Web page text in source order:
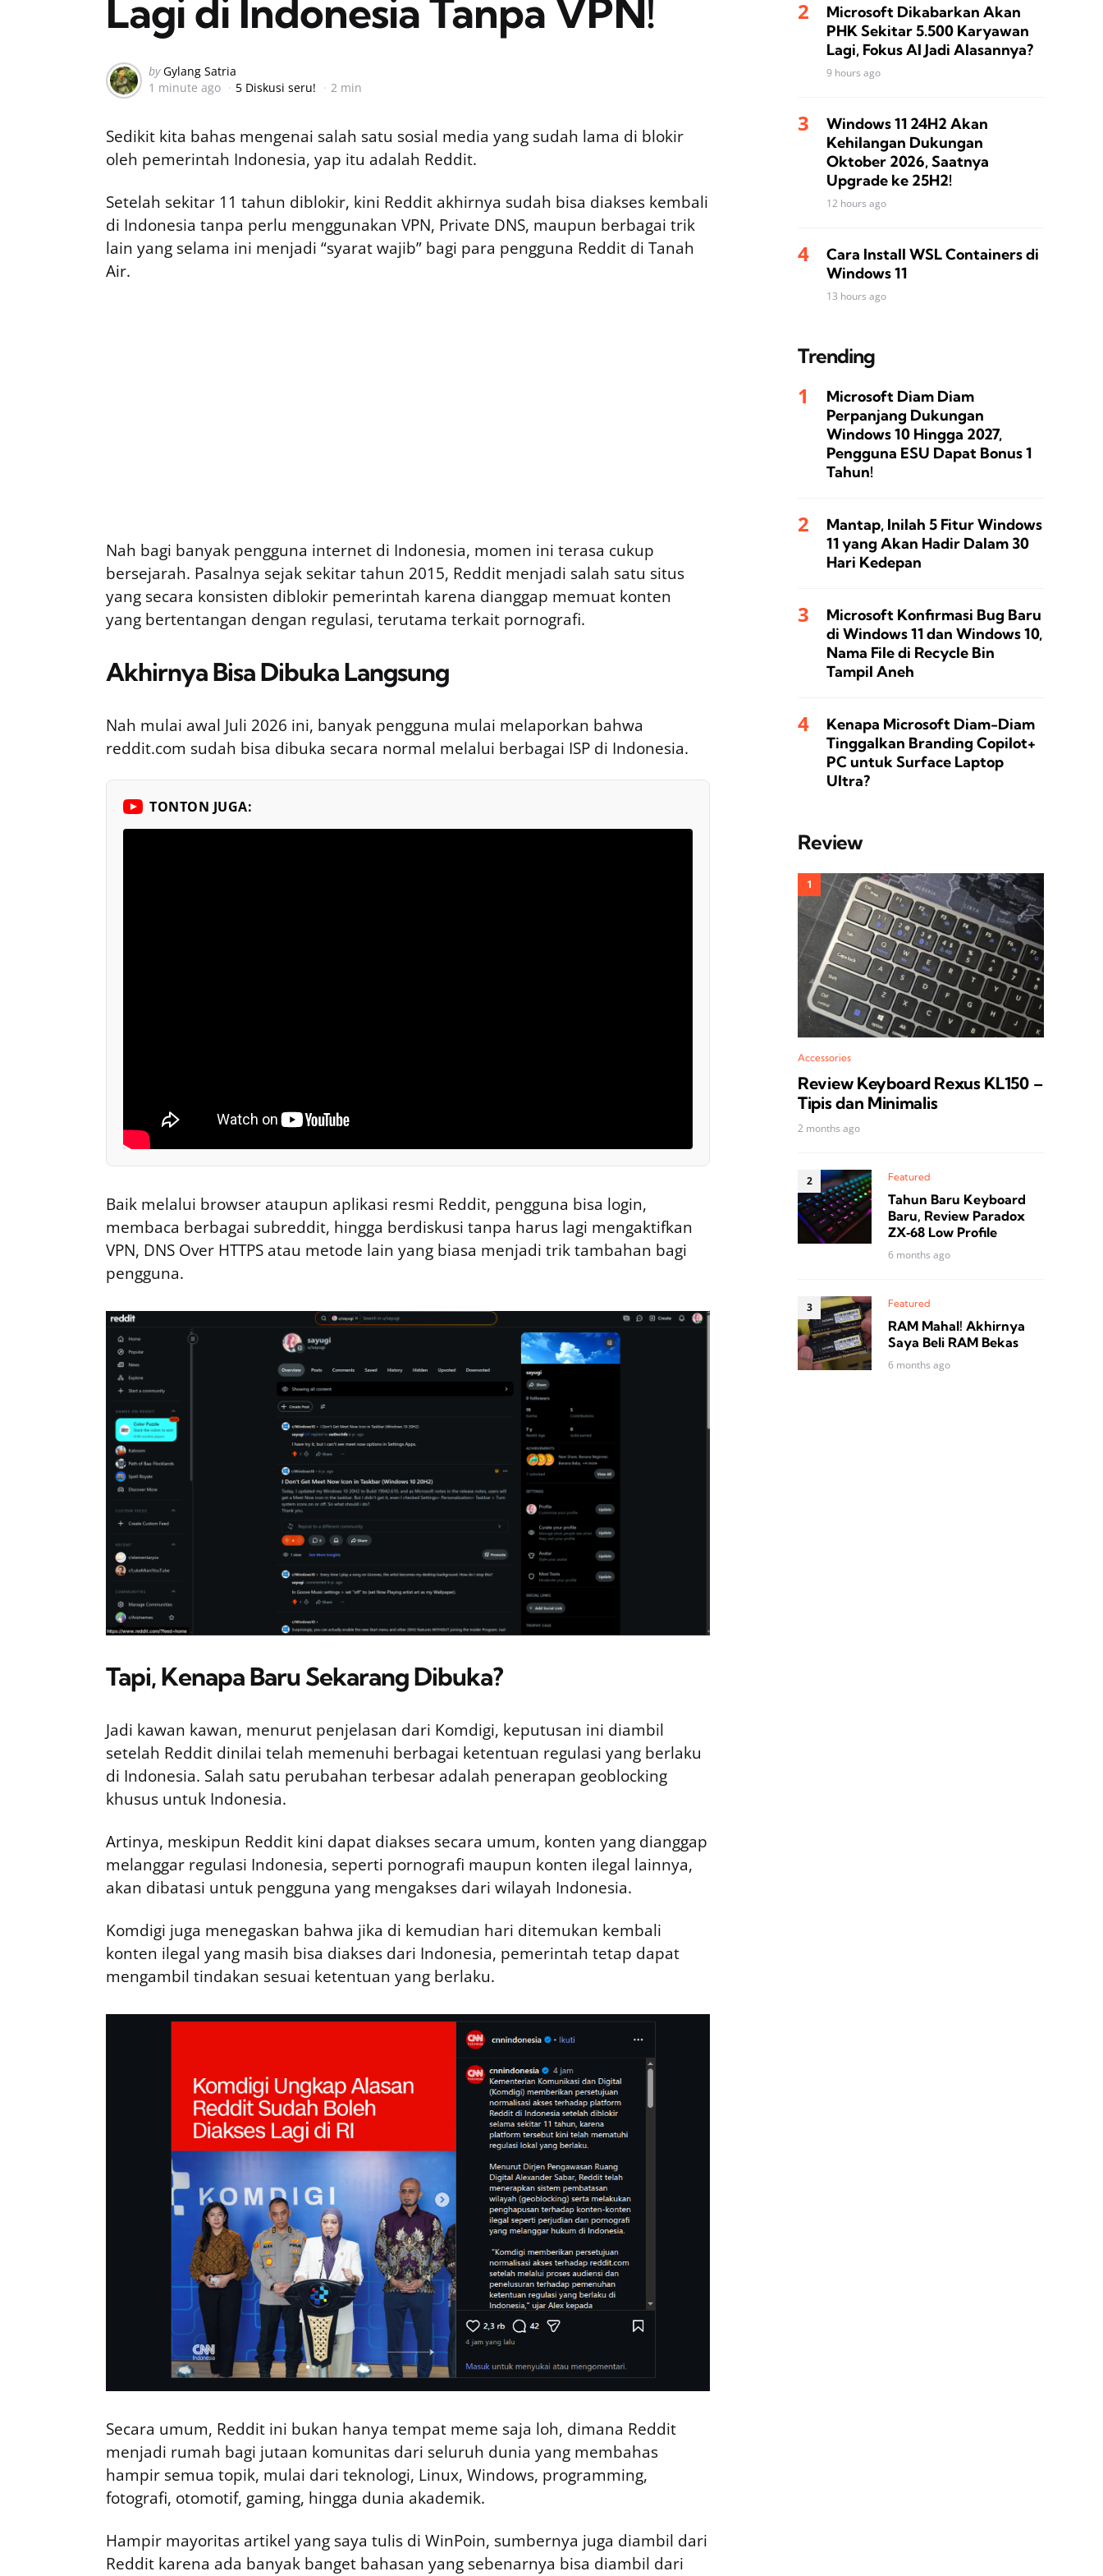
Lagi di Indonesia Tanpa VPN!
Posted
by
by Gylang Satria
1 minute ago
5 Diskusi seru! 2 min
Sedikit kita bahas mengenai salah satu sosial media yang sudah lama di blokir
oleh pemerintah Indonesia, yap itu adalah Reddit.
Setelah sekitar 11 tahun diblokir, kini Reddit akhirnya sudah bisa diakses kembali
di Indonesia tanpa perlu menggunakan VPN, Private DNS, maupun berbagai trik
lain yang selama ini menjadi “syarat wajib” bagi para pengguna Reddit di Tanah
Air.
Nah bagi banyak pengguna internet di Indonesia, momen ini terasa cukup
bersejarah. Pasalnya sejak sekitar tahun 2015, Reddit menjadi salah satu situs
yang secara konsisten diblokir pemerintah karena dianggap memuat konten
yang bertentangan dengan regulasi, terutama terkait pornografi.
Akhirnya Bisa Dibuka Langsung
Nah mulai awal Juli 2026 ini, banyak pengguna mulai melaporkan bahwa
reddit.com sudah bisa dibuka secara normal melalui berbagai ISP di Indonesia.
TONTON JUGA:
Baik melalui browser ataupun aplikasi resmi Reddit, pengguna bisa login,
membaca berbagai subreddit, hingga berdiskusi tanpa harus lagi mengaktifkan
VPN, DNS Over HTTPS atau metode lain yang biasa menjadi trik tambahan bagi
pengguna.
Tapi, Kenapa Baru Sekarang Dibuka?
Jadi kawan kawan, menurut penjelasan dari Komdigi, keputusan ini diambil
setelah Reddit dinilai telah memenuhi berbagai ketentuan regulasi yang berlaku
di Indonesia. Salah satu perubahan terbesar adalah penerapan geoblocking
khusus untuk Indonesia.
Artinya, meskipun Reddit kini dapat diakses secara umum, konten yang dianggap
melanggar regulasi Indonesia, seperti pornografi maupun konten ilegal lainnya,
akan dibatasi untuk pengguna yang mengakses dari wilayah Indonesia.
Komdigi juga menegaskan bahwa jika di kemudian hari ditemukan kembali
konten ilegal yang masih bisa diakses dari Indonesia, pemerintah tetap dapat
mengambil tindakan sesuai ketentuan yang berlaku.
Secara umum, Reddit ini bukan hanya tempat meme saja loh, dimana Reddit
menjadi rumah bagi jutaan komunitas dari seluruh dunia yang membahas
hampir semua topik, mulai dari teknologi, Linux, Windows, programming,
fotografi, otomotif, gaming, hingga dunia akademik.
Hampir mayoritas artikel yang saya tulis di WinPoin, sumbernya juga diambil dari
Reddit karena ada banyak banget bahasan yang sebenarnya bisa diambil dari
Microsoft Dikabarkan Akan
PHK Sekitar 5.500 Karyawan
Lagi, Fokus AI Jadi Alasannya?
9 hours ago
Windows 11 24H2 Akan
Kehilangan Dukungan
Oktober 2026, Saatnya
Upgrade ke 25H2!
12 hours ago
Cara Install WSL Containers di
Windows 11
13 hours ago
Trending
Microsoft Diam Diam
Perpanjang Dukungan
Windows 10 Hingga 2027,
Pengguna ESU Dapat Bonus 1
Tahun!
Mantap, Inilah 5 Fitur Windows
11 yang Akan Hadir Dalam 30
Hari Kedepan
Microsoft Konfirmasi Bug Baru
di Windows 11 dan Windows 10,
Nama File di Recycle Bin
Tampil Aneh
Kenapa Microsoft Diam-Diam
Tinggalkan Branding Copilot+
PC untuk Surface Laptop
Ultra?
Review
Accessories
Review Keyboard Rexus KL150 –
Tipis dan Minimalis
2 months ago
Featured
Tahun Baru Keyboard
Baru, Review Paradox
ZX‑68 Low Profile
6 months ago
Featured
RAM Mahal! Akhirnya
Saya Beli RAM Bekas
6 months ago